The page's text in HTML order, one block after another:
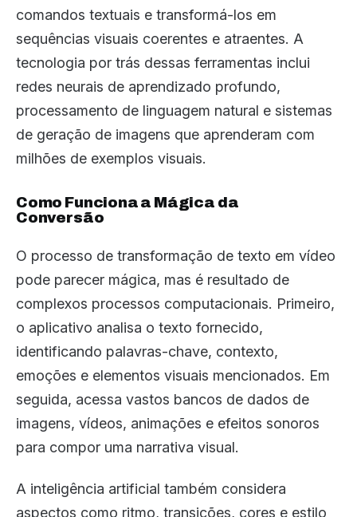
comandos textuais e transformá-los em
sequências visuais coerentes e atraentes. A
tecnologia por trás dessas ferramentas inclui
redes neurais de aprendizado profundo,
processamento de linguagem natural e sistemas
de geração de imagens que aprenderam com
milhões de exemplos visuais.
Como Funciona a Mágica da
Conversão
O processo de transformação de texto em vídeo
pode parecer mágica, mas é resultado de
complexos processos computacionais. Primeiro,
o aplicativo analisa o texto fornecido,
identificando palavras-chave, contexto,
emoções e elementos visuais mencionados. Em
seguida, acessa vastos bancos de dados de
imagens, vídeos, animações e efeitos sonoros
para compor uma narrativa visual.
A inteligência artificial também considera
aspectos como ritmo, transições, cores e estilo